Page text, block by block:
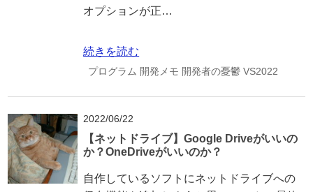
オプションが正…
続きを読む
プログラム 開発メモ 開発者の憂鬱 VS2022
2022/06/22
【ネットドライブ】Google Driveがいいの
か？OneDriveがいいのか？
自作しているソフトにネットドライブへの